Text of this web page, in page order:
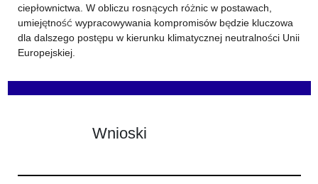
ciepłownictwa. W obliczu rosnących różnic w postawach,
umiejętność wypracowywania kompromisów będzie kluczowa
dla dalszego postępu w kierunku klimatycznej neutralności Unii
Europejskiej.
Wnioski